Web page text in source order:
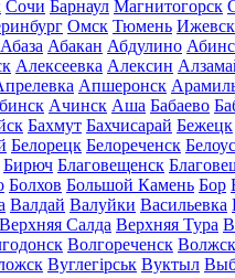
Сочи Барнаул Магнитогорск
Омск Тюмень Ижевск
Абаза Абакан Абдулино
Алексеевка Алексин
Апшеронск
Ачинск Аша Бабаево
Бахмут Бахчисарай Бежецк
Белорецк Белореченск
Бирюч Благовещенск
Болхов Большой Камень Бор
Валдай Валуйки Васильевка
Верхняя Салда Верхняя Тура
Волгореченск Волжск
Вуглегірськ Вуктыл